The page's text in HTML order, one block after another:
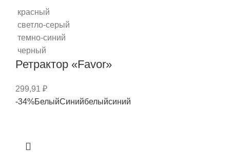
красный
светло-серый
темно-синий
черный
Ретрактор «Favor»
299,91 ₽
-34%БелыйСинийбелыйсиний